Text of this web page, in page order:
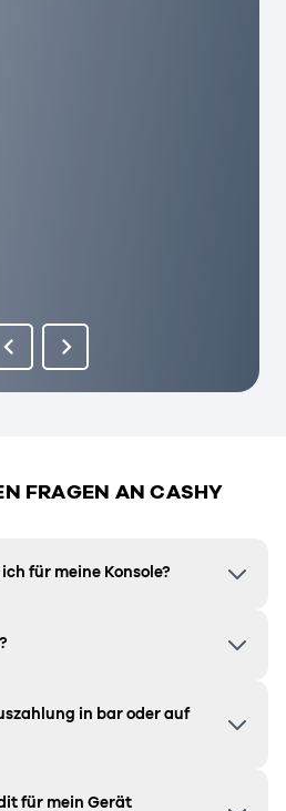
FRAGEN AN CASHY
für meine Konsole?
in bar oder auf
für mein Gerät